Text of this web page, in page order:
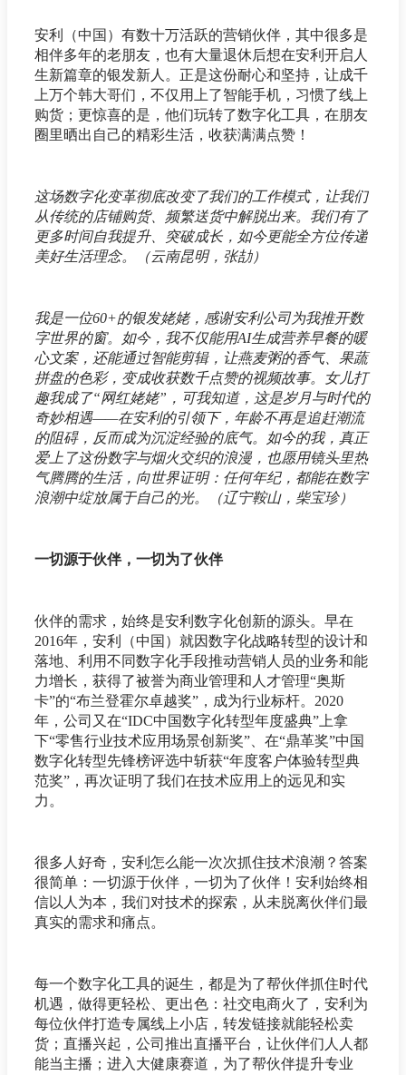
安利（中国）有数十万活跃的营销伙伴，其中很多是
相伴多年的老朋友，也有大量退休后想在安利开启人
生新篇章的银发新人。正是这份耐心和坚持，让成千
上万个韩大哥们，不仅用上了智能手机，习惯了线上
购货；更惊喜的是，他们玩转了数字化工具，在朋友
圈里晒出自己的精彩生活，收获满满点赞！
这场数字化变革彻底改变了我们的工作模式，让我们
从传统的店铺购货、频繁送货中解脱出来。我们有了
更多时间自我提升、突破成长，如今更能全方位传递
美好生活理念。（云南昆明，张劼）
我是一位60+的银发姥姥，感谢安利公司为我推开数
字世界的窗。如今，我不仅能用AI生成营养早餐的暖
心文案，还能通过智能剪辑，让燕麦粥的香气、果蔬
拼盘的色彩，变成收获数千点赞的视频故事。女儿打
趣我成了“网红姥姥”，可我知道，这是岁月与时代的
奇妙相遇——在安利的引领下，年龄不再是追赶潮流
的阻碍，反而成为沉淀经验的底气。如今的我，真正
爱上了这份数字与烟火交织的浪漫，也愿用镜头里热
气腾腾的生活，向世界证明：任何年纪，都能在数字
浪潮中绽放属于自己的光。（辽宁鞍山，柴宝珍）
一切源于伙伴，一切为了伙伴
伙伴的需求，始终是安利数字化创新的源头。早在
2016年，安利（中国）就因数字化战略转型的设计和
落地、利用不同数字化手段推动营销人员的业务和能
力增长，获得了被誉为商业管理和人才管理“奥斯
卡”的“布兰登霍尔卓越奖”，成为行业标杆。2020
年，公司又在“IDC中国数字化转型年度盛典”上拿
下“零售行业技术应用场景创新奖”、在“鼎革奖”中国
数字化转型先锋榜评选中斩获“年度客户体验转型典
范奖”，再次证明了我们在技术应用上的远见和实
力。
很多人好奇，安利怎么能一次次抓住技术浪潮？答案
很简单：一切源于伙伴，一切为了伙伴！安利始终相
信以人为本，我们对技术的探索，从未脱离伙伴们最
真实的需求和痛点。
每一个数字化工具的诞生，都是为了帮伙伴抓住时代
机遇，做得更轻松、更出色：社交电商火了，安利为
每位伙伴打造专属线上小店，转发链接就能轻松卖
货；直播兴起，公司推出直播平台，让伙伴们人人都
能当主播；进入大健康赛道，为了帮伙伴提升专业